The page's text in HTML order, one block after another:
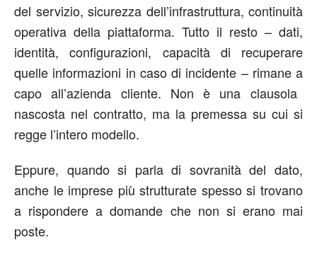
del servizio, sicurezza dell’infrastruttura, continuità
operativa della piattaforma. Tutto il resto – dati,
identità, configurazioni, capacità di recuperare
quelle informazioni in caso di incidente – rimane a
capo all’azienda cliente. Non è una clausola
nascosta nel contratto, ma la premessa su cui si
regge l’intero modello.
Eppure, quando si parla di sovranità del dato,
anche le imprese più strutturate spesso si trovano
a rispondere a domande che non si erano mai
poste.